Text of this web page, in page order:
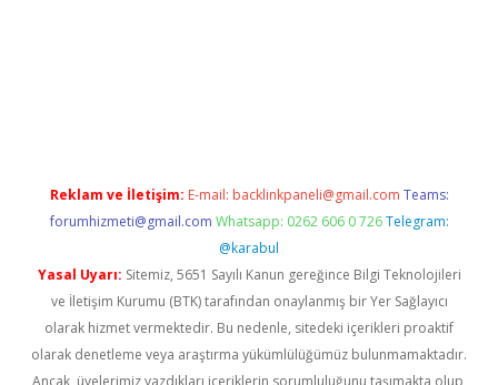
Reklam ve İletişim: E-mail: backlinkpaneli@gmail.com Teams:
forumhizmeti@gmail.com Whatsapp: 0262 606 0 726 Telegram:
@karabul
Yasal Uyarı: Sitemiz, 5651 Sayılı Kanun gereğince Bilgi Teknolojileri
ve İletişim Kurumu (BTK) tarafından onaylanmış bir Yer Sağlayıcı
olarak hizmet vermektedir. Bu nedenle, sitedeki içerikleri proaktif
olarak denetleme veya araştırma yükümlülüğümüz bulunmamaktadır.
Ancak, üyelerimiz yazdıkları içeriklerin sorumluluğunu taşımakta olup,